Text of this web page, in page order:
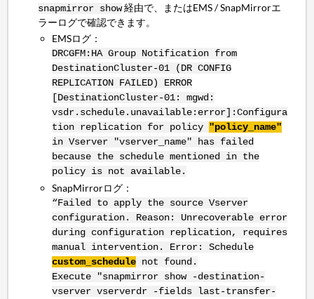
snapmirror show経由で、またはEMS / SnapMirrorエ
ラーログで確認できます。
EMSログ：
DRCGFM:HA Group Notification from
DestinationCluster-01 (DR CONFIG
REPLICATION FAILED) ERROR
[DestinationCluster-01: mgwd:
vsdr.schedule.unavailable:error]:Configura
tion replication for policy "policy_name"
in Vserver "vserver_name" has failed
because the schedule mentioned in the
policy is not available.
SnapMirrorログ：
“Failed to apply the source Vserver
configuration. Reason: Unrecoverable error
during configuration replication, requires
manual intervention. Error: Schedule
custom_schedule not found.
Execute "snapmirror show -destination-
vserver vserverdr -fields last-transfer-